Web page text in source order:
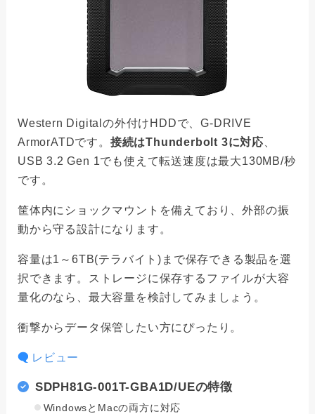
Western Digitalの外付けHDDで、G-DRIVE
ArmorATDです。 接続はThunderbolt 3に対応
USB 3.2 Gen 1でも使えて転送速度は最大130MB/秒
です。
筐体内にショックマウントを備えており、外部の振
動から守る設計になります。
容量は1～6TB(テラバイト)まで保存できる製品を選
択できます。ストレージに保存するファイルが大容
量化のなら、最大容量を検討してみましょう。
衝撃からデータ保管したい方にぴったり。
レビュー
SDPH81G-001T-GBA1D/UEの特徴
WindowsとMacの両方に対応